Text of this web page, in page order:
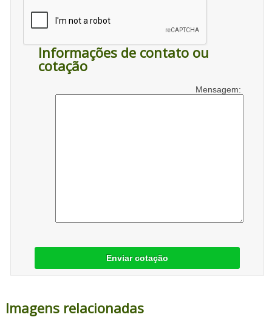
Informações de contato ou
cotação
Mensagem:
Enviar cotação
Imagens relacionadas